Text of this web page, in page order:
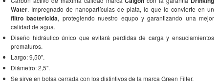
Water. Impregnado de nanopartículas de plata, lo que lo convierte en un
filtro bactericida, protegiendo nuestro equpo y garantizando una mejor
calidad de agua.
Diseño hidráulico único que evitará perdidas de carga y ensuciamientos
prematuros.
Largo: 9,50".
Diámetro: 2,5".
Se sirve en bolsa cerrada con los distintivos de la marca Green Filter.